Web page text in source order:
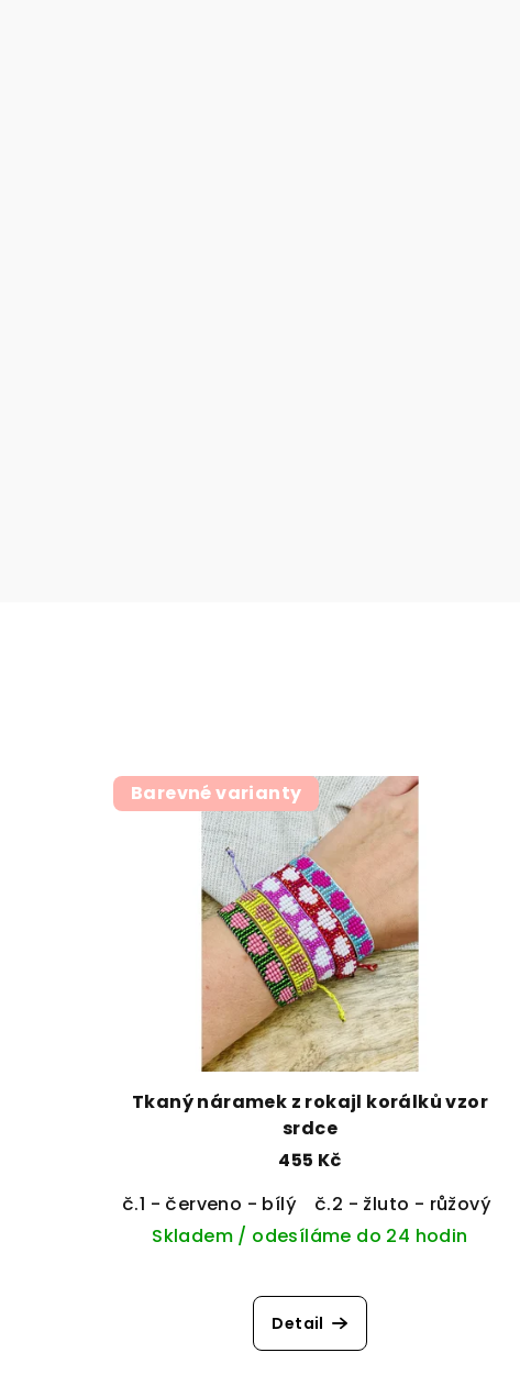
Barevné varianty
Tkaný náramek z rokajl korálků vzor
srdce
455 Kč
č.1 - červeno - bílý
č.2 - žluto - růžový
Skladem / odesíláme do 24 hodin
Detail